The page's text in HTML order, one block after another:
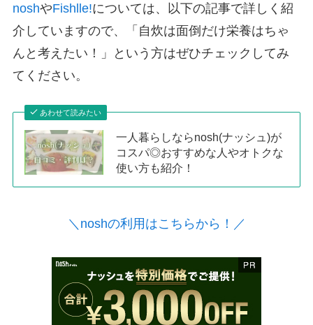
noshやFishlle!については、以下の記事で詳しく紹
介していますので、「自炊は面倒だけ栄養はちゃ
んと考えたい！」という方はぜひチェックしてみ
てください。
あわせて読みたい
一人暮らしならnosh(ナッシュ)が
コスパ◎おすすめな人やオトクな
使い方も紹介！
＼noshの利用はこちらから！／